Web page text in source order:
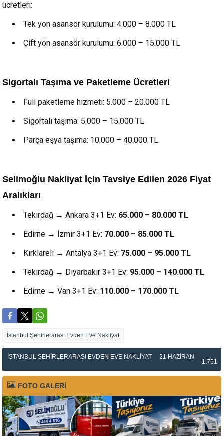
ücretleri:
Tek yön asansör kurulumu: 4.000 – 8.000 TL
Çift yön asansör kurulumu: 6.000 – 15.000 TL
Sigortalı Taşıma ve Paketleme Ücretleri
Full paketleme hizmeti: 5.000 – 20.000 TL
Sigortalı taşıma: 5.000 – 15.000 TL
Parça eşya taşıma: 10.000 – 40.000 TL
Selimoğlu Nakliyat İçin Tavsiye Edilen 2026 Fiyat
Aralıkları
Tekirdağ → Ankara 3+1 Ev: 65.000 – 80.000 TL
Edirne → İzmir 3+1 Ev: 70.000 – 85.000 TL
Kırklareli → Antalya 3+1 Ev: 75.000 – 95.000 TL
Tekirdağ → Diyarbakır 3+1 Ev: 95.000 – 140.000 TL
Edirne → Van 3+1 Ev: 110.000 – 170.000 TL
İstanbul Şehirlerarası Evden Eve Nakliyat
İSTANBUL ŞEHIRLERARASI EVDEN EVE NAKLIYAT 21 HAZIRAN
1.751
FOTO GALERİ